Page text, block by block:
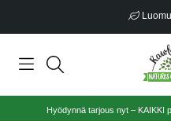
Hyödynnä tarjous nyt – KAIKKI